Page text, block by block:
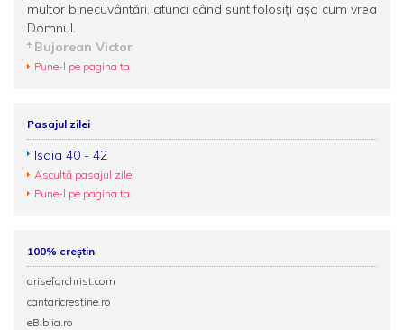
multor binecuvântări, atunci când sunt folosiţi aşa cum vrea
Domnul.
Bujorean Victor
Pune-l pe pagina ta
Pasajul zilei
Isaia 40 - 42
Ascultă pasajul zilei
Pune-l pe pagina ta
100% creștin
ariseforchrist.com
cantaricrestine.ro
eBiblia.ro